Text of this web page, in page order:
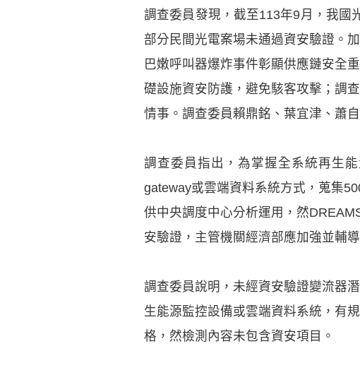
調查委員發現，截至113年9月，我國
部分民間光電案場未通過資安驗證。
巴嫩呼叫器爆炸事件彰顯供應鏈安全
礎設施資安防護，避免駭客攻擊；調
情事。調查委員賴鼎銘、葉宜津、蕭
調查委員指出，為掌握全系統再生
gateway或雲端資料系統方式，蒐集
供中央調度中心分析運用，然
安驗證，主管機關經濟部應加強並輔
調查委員說明，未經資安驗證變流器
生能源監控設備或雲端資料系統，有
格，然檢測內容未包含資安項目。